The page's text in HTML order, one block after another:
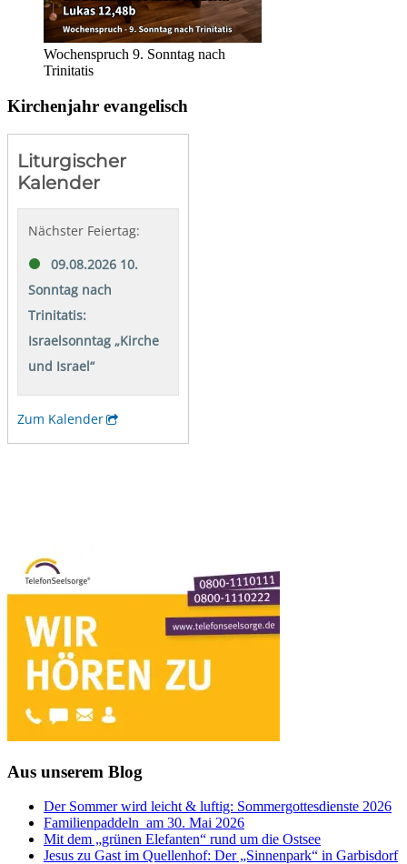
Wochenspruch 9. Sonntag nach
Trinitatis
Kirchenjahr evangelisch
Aus unserem Blog
Der Sommer wird leicht & luftig: Sommergottesdienste 2026
Familienpaddeln am 30. Mai 2026
Mit dem „grünen Elefanten“ rund um die Ostsee
Jesus zu Gast im Quellenhof: Der „Sinnenpark“ in Garbisdorf